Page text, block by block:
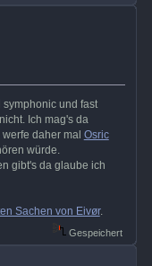
symphonic und fast
Ich mag's da
daher mal Osric
würde.
gibt's da glaube ich
Sachen von Eivør.
Gespeichert